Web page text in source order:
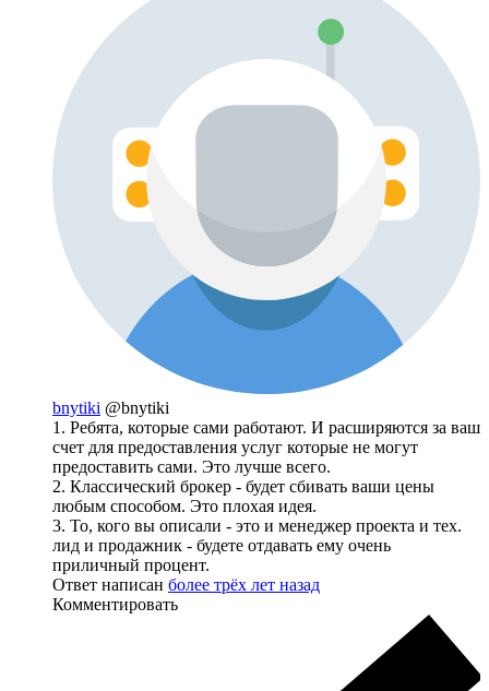
bnytiki @bnytiki
1. Ребята, которые сами работают. И расширяются за ваш
счет для предоставления услуг которые не могут
предоставить сами. Это лучше всего.
2. Классический брокер - будет сбивать ваши цены
любым способом. Это плохая идея.
3. То, кого вы описали - это и менеджер проекта и тех.
лид и продажник - будете отдавать ему очень
приличный процент.
Ответ написан более трёх лет назад
Комментировать